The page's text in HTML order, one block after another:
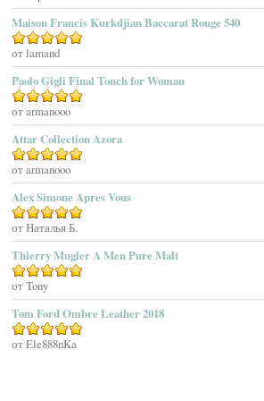
Afnan Perfumes
Agatha Ruiz De La Prada
Agatho Parfum
Agent Provocateur
Agnes B
Agonist
Ahjaar
Aigner
Aj Arabia (Widian)
Ajmal
Akro
Al Hamatt
Al Haramain
Al-Jazeera
Maison Francis Kurkdjian Baccarat Rouge 540
Оценка5из 5
от lamand
Paolo Gigli Final Touch for Woman
Оценка5из 5
от armanooo
Attar Collection Azora
Оценка5из 5
от armanooo
Alex Simone Apres Vous
Оценка5из 5
от Наталья Б.
Thierry Mugler A Men Pure Malt
Оценка
от Tony
Tom Ford Ombre Leather 2018
Оценка5из 5
от Ele888nKa